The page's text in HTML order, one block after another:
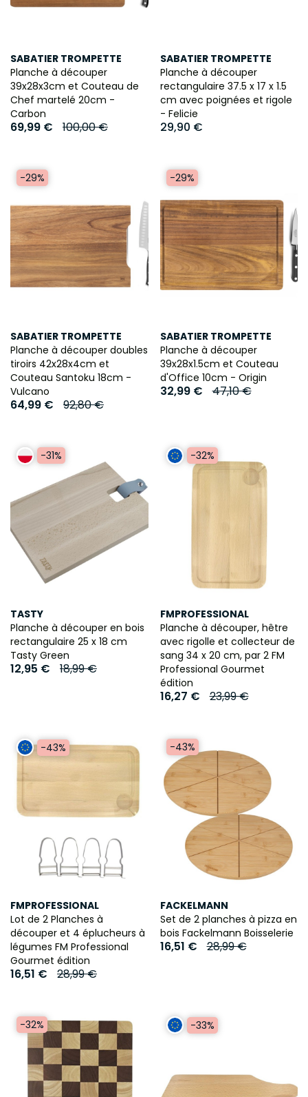
SABATIER TROMPETTE
Planche à découper
39x28x3cm et Couteau de
Chef martelé 20cm -
Carbon
69,99 € 100,00 €
SABATIER TROMPETTE
Planche à découper
rectangulaire 37.5 x 17 x 1.5
cm avec poignées et rigole
- Felicie
29,90 €
-29%
SABATIER TROMPETTE
Planche à découper doubles
tiroirs 42x28x4cm et
Couteau Santoku 18cm -
Vulcano
64,99 € 92,80 €
-29%
SABATIER TROMPETTE
Planche à découper
39x28x1.5cm et Couteau
d'Office 10cm - Origin
32,99 € 47,10 €
-31%
TASTY
Planche à découper en bois
rectangulaire 25 x 18 cm
Tasty Green
12,95 € 18,99 €
-32%
FMPROFESSIONAL
Planche à découper, hêtre
avec rigolle et collecteur de
sang 34 x 20 cm, par 2 FM
Professional Gourmet
édition
16,27 € 23,99 €
-43%
FMPROFESSIONAL
Lot de 2 Planches à
découper et 4 éplucheurs à
légumes FM Professional
Gourmet édition
16,51 € 28,99 €
-43%
FACKELMANN
Set de 2 planches à pizza en
bois Fackelmann Boisselerie
16,51 € 28,99 €
-32% -33%